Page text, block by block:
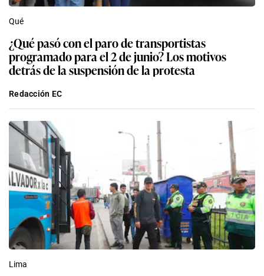
Qué
¿Qué pasó con el paro de transportistas
programado para el 2 de junio? Los motivos
detrás de la suspensión de la protesta
Redacción EC
Lima